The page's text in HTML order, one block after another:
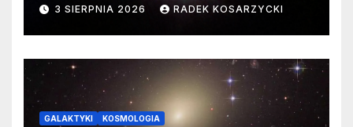
3 SIERPNIA 2026 RADEK KOSARZYCKI
GALAKTYKI KOSMOLOGIA